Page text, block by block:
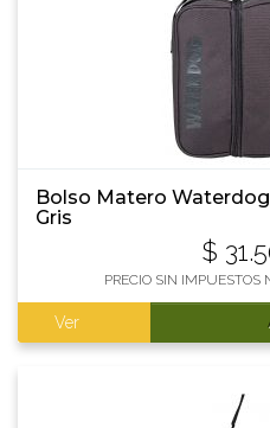
Bolso Matero
Gris
$
PRECIO SIN IMPUESTOS
Ver